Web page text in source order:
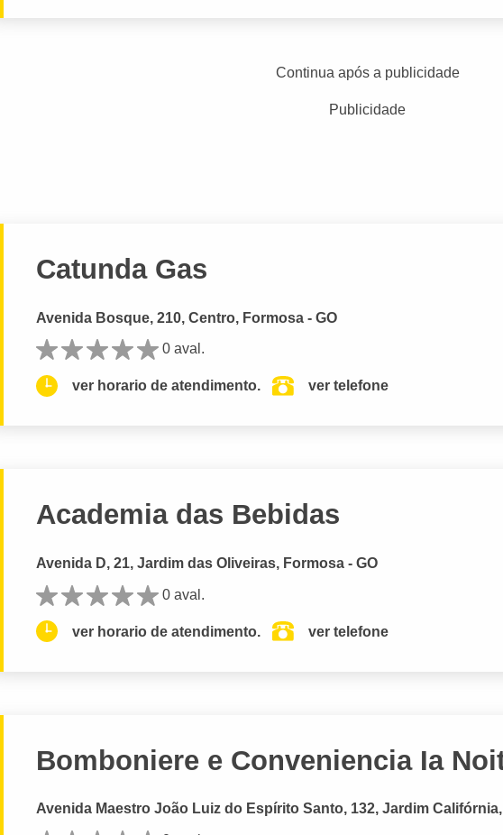
Continua após a publicidade
Publicidade
Catunda Gas
Avenida Bosque, 210, Centro, Formosa - GO
0 aval.
ver horario de atendimento. ver telefone
Academia das Bebidas
Avenida D, 21, Jardim das Oliveiras, Formosa - GO
0 aval.
ver horario de atendimento. ver telefone
Bomboniere e Conveniencia Ia
Avenida Maestro João Luiz do Espírito Santo, 132, Jardim